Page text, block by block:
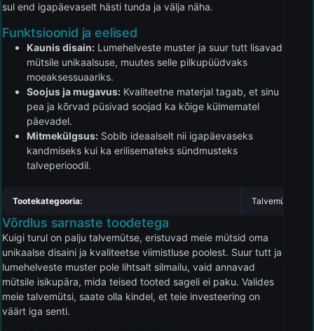
sul end igapäevaselt hästi tunda ja välja näha.
Funktsioonid ja eelised
Kaunis disain: Lumehelveste muster ja suur tutt lisavad
mütsile unikaalsuse, muutes selle pilkupüüdvaks
moeaksessuaariks.
Soojus ja mugavus: Kvaliteetne materjal tagab, et sinu
pea ja kõrvad püsivad soojad ka kõige külmematel
päevadel.
Mitmekülgsus: Sobib ideaalselt nii igapäevaseks
kandmiseks kui ka erilisemateks sündmusteks
talveperioodil.
Tootekategooria: Talvemütsid
Võrdlus sarnaste toodetega
Kuigi turul on palju talvemütse, eristuvad meie mütsid oma
unikaalse disaini ja kvaliteetse viimistluse poolest. Suur tutt ja
lumehelveste muster pole lihtsalt silmailu, vaid annavad
mütsile isikupära, mida teised tooted sageli ei paku. Valides
meie talvemütsi, saate olla kindel, et teie investeering on
väärt iga senti.